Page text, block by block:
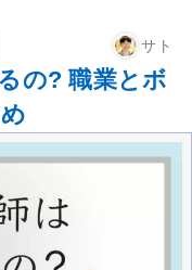
サト
の? 職業とボ